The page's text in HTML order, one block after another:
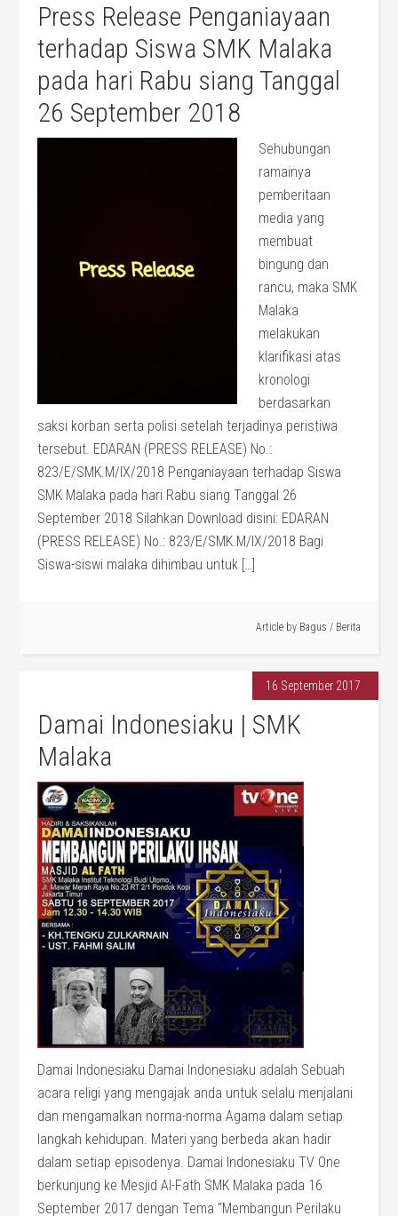
Press Release Penganiayaan
terhadap Siswa SMK Malaka
pada hari Rabu siang Tanggal
26 September 2018
Sehubungan
ramainya
pemberitaan
media yang
membuat
bingung dan
rancu, maka SMK
Malaka
melakukan
klarifikasi atas
kronologi
berdasarkan
saksi korban serta polisi setelah terjadinya peristiwa
tersebut. EDARAN (PRESS RELEASE) No.:
823/E/SMK.M/IX/2018 Penganiayaan terhadap Siswa
SMK Malaka pada hari Rabu siang Tanggal 26
September 2018 Silahkan Download disini: EDARAN
(PRESS RELEASE) No.: 823/E/SMK.M/IX/2018 Bagi
Siswa-siswi malaka dihimbau untuk […]
Article by Bagus / Berita
16 September 2017
Damai Indonesiaku | SMK
Malaka
Damai Indonesiaku Damai Indonesiaku adalah Sebuah
acara religi yang mengajak anda untuk selalu menjalani
dan mengamalkan norma-norma Agama dalam setiap
langkah kehidupan. Materi yang berbeda akan hadir
dalam setiap episodenya. Damai Indonesiaku TV One
berkunjung ke Mesjid Al-Fath SMK Malaka pada 16
September 2017 dengan Tema “Membangun Perilaku